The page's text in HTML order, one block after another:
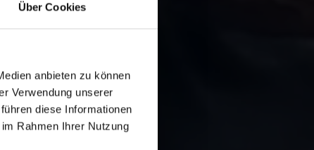
Über Cookies
anbieten zu können
Verwendung unserer
diese Informationen
Rahmen Ihrer Nutzung
than
can
a